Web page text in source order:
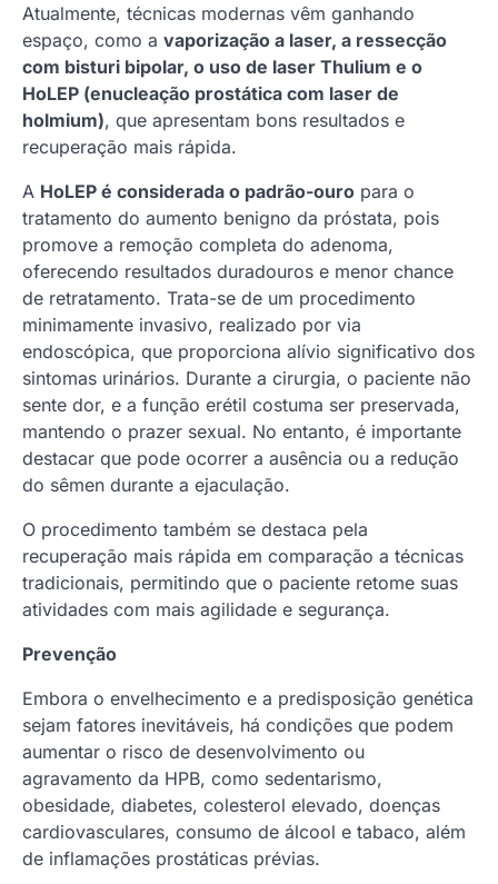
Atualmente, técnicas modernas vêm ganhando
espaço, como a vaporização a laser, a ressecção
com bisturi bipolar, o uso de laser Thulium e o
HoLEP (enucleação prostática com laser de
holmium), que apresentam bons resultados e
recuperação mais rápida.
A HoLEP é considerada o padrão-ouro para o
tratamento do aumento benigno da próstata, pois
promove a remoção completa do adenoma,
oferecendo resultados duradouros e menor chance
de retratamento. Trata-se de um procedimento
minimamente invasivo, realizado por via
endoscópica, que proporciona alívio significativo dos
sintomas urinários. Durante a cirurgia, o paciente não
sente dor, e a função erétil costuma ser preservada,
mantendo o prazer sexual. No entanto, é importante
destacar que pode ocorrer a ausência ou a redução
do sêmen durante a ejaculação.
O procedimento também se destaca pela
recuperação mais rápida em comparação a técnicas
tradicionais, permitindo que o paciente retome suas
atividades com mais agilidade e segurança.
Prevenção
Embora o envelhecimento e a predisposição genética
sejam fatores inevitáveis, há condições que podem
aumentar o risco de desenvolvimento ou
agravamento da HPB, como sedentarismo,
obesidade, diabetes, colesterol elevado, doenças
cardiovasculares, consumo de álcool e tabaco, além
de inflamações prostáticas prévias.